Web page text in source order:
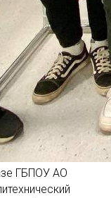
ГБПОУ АО